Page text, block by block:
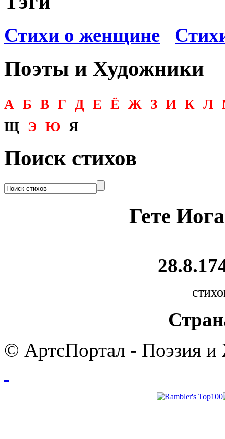
Стихи о женщине
Поэты и Художники
А Б В Г Д Е Ё Ж З И К Л
Щ
Э Ю Я
Поиск стихов
Гете
© АртсПортал - Поэзия